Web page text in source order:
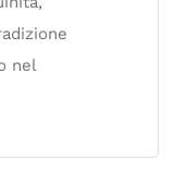
nel